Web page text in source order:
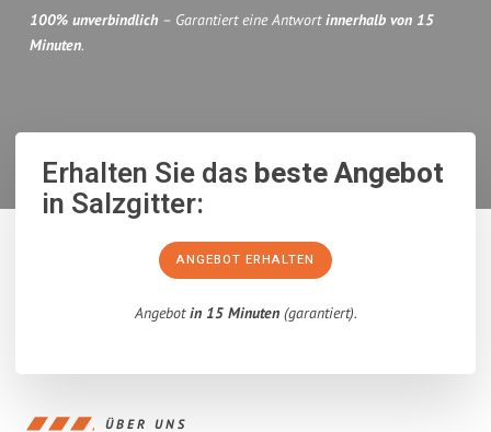
100% unverbindlich – Garantiert eine Antwortinnerhalb von 15
Minuten.
Erhalten Sie dasbeste Angebot
in Salzgitter:
ANGEBOT ERHALTEN
Angebotin 15 Minuten(garantiert).
ÜBER UNS